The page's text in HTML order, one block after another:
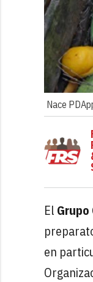
Nace
El Grupo
en